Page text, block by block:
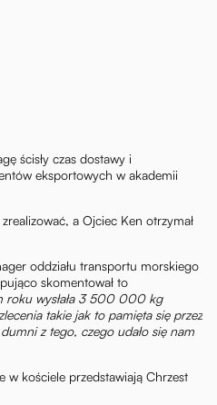
ścisły czas dostawy i
eksportowych w akademii
a Ojciec Ken otrzymał
oddziału transportu morskiego
skomentował to
roku wysłała 3 500 000 kg
takie jak to pamięta się przez
z tego, czego udało się nam
w kościele przedstawiają Chrzest